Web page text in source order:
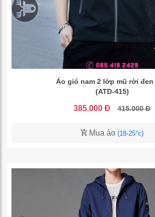
Áo gió nam 2 lớp mũ rời đen
(ATD-415)
385.000 Đ 415.000 Đ
Mua áo (18-25°c)